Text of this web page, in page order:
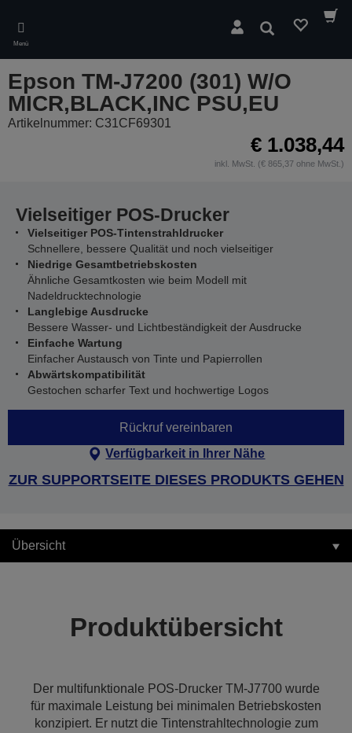
main
content
Menü
Suchen
Epson TM-J7200 (301) W/O
MICR,BLACK,INC PSU,EU
Artikelnummer: C31CF69301
€ 1.038,44
inkl. MwSt. (€ 865,37 ohne MwSt.)
Vielseitiger POS-Drucker
Vielseitiger POS-Tintenstrahldrucker
Schnellere, bessere Qualität und noch vielseitiger
Niedrige Gesamtbetriebskosten
Ähnliche Gesamtkosten wie beim Modell mit
Nadeldrucktechnologie
Langlebige Ausdrucke
Bessere Wasser- und Lichtbeständigkeit der Ausdrucke
Einfache Wartung
Einfacher Austausch von Tinte und Papierrollen
Abwärtskompatibilität
Gestochen scharfer Text und hochwertige Logos
Rückruf vereinbaren
Verfügbarkeit in Ihrer Nähe
ZUR SUPPORTSEITE DIESES PRODUKTS GEHEN
Übersicht
Produktübersicht
Der multifunktionale POS-Drucker TM-J7700 wurde
für maximale Leistung bei minimalen Betriebskosten
konzipiert. Er nutzt die Tintenstrahltechnologie zum